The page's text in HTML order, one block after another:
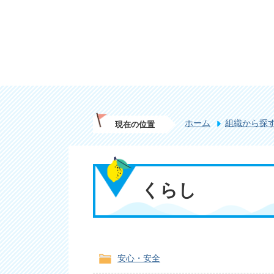
現在の位置 ホーム 組織から探
くらし
安心・安全